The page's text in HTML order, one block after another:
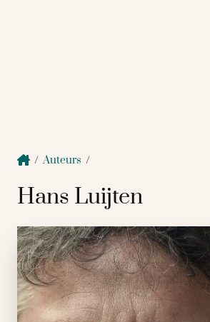
/Auteurs /
Hans Luijten